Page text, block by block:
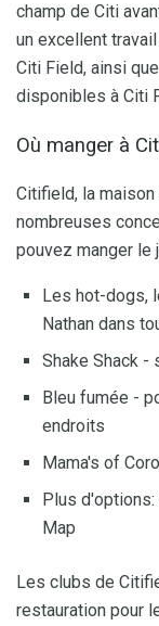
champ de Citi
un excellent
Citi Field, ainsi
disponibles à Citi
Où manger à
Citifield, la
nombreuses
pouvez manger le
Les hot-dogs,
Nathan dans
Shake Shack -
Bleu fumée -
endroits
Mama's of
Plus
Map
Les clubs de
restauration pour